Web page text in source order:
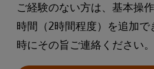
ご経験のない方は、基本操
時間（2時間程度）を追加
時にその旨ご連絡ください。